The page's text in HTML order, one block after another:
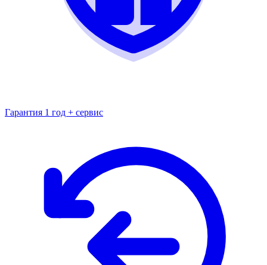
Гарантия 1 год + сервис